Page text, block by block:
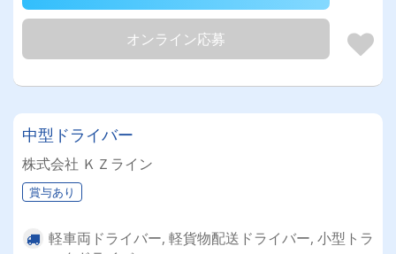
オンライン応募
中型ドライバー
株式会社 ＫＺライン
賞与あり
軽車両ドライバー, 軽貨物配送ドライバー, 小型トラ